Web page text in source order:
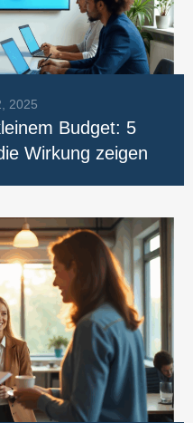
2025
Budget: 5
Wirkung zeigen